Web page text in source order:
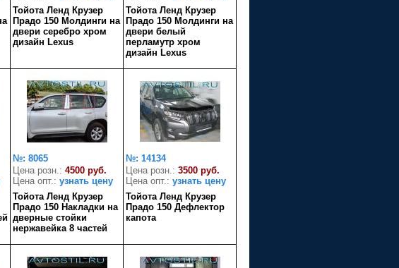
Тойота Ленд Крузер
Прадо 150 Молдинги на
двери серебро хром
дизайн Lexus
Тойота Ленд Крузер
Прадо 150 Молдинги на
двери белый
перламутр хром
дизайн Lexus
№: 8065
Цена розн.: 4500 руб.
Цена опт.: узнать цену
Тойота Ленд Крузер
Прадо 150 Накладки на
дверные стойки
нержавейка 8 частей
№: 14134
Цена розн.: 3500 руб.
Цена опт.: узнать цену
Тойота Ленд Крузер
Прадо 150 Дефлектор
капота